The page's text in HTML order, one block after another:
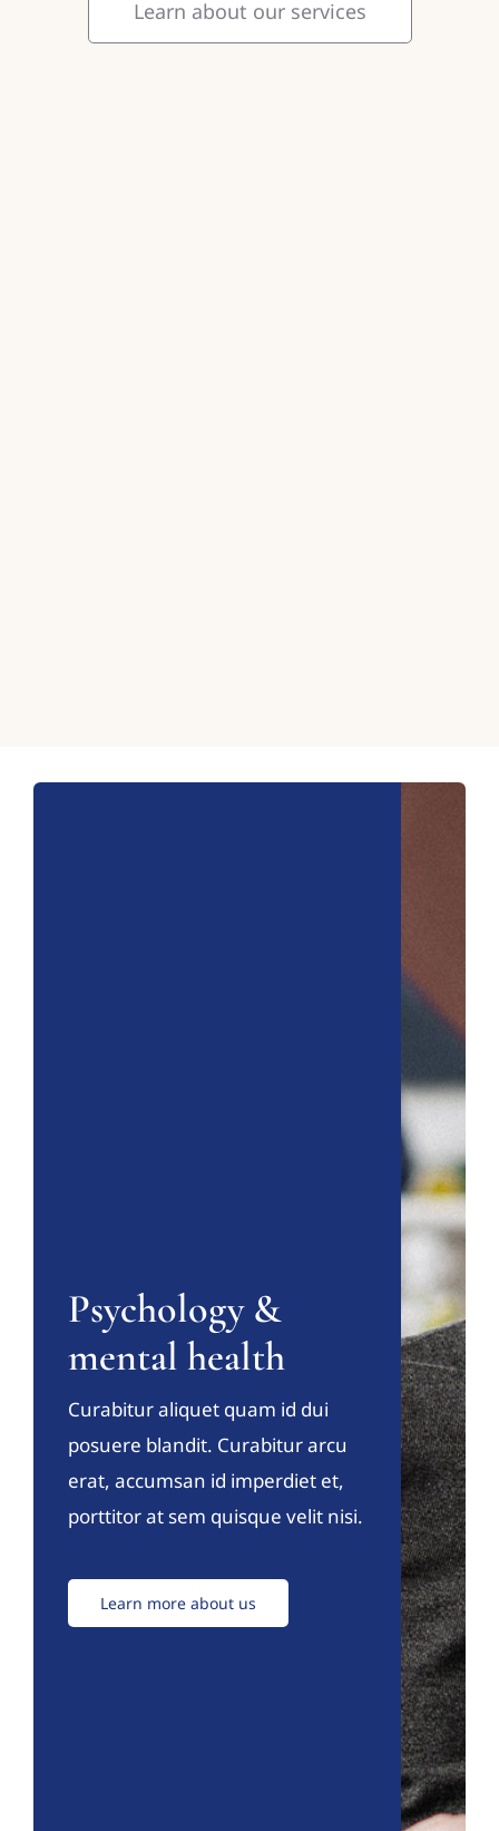
Learn about our services
Psychology &
mental health
Curabitur aliquet quam id dui
posuere blandit. Curabitur arcu
erat, accumsan id imperdiet et,
porttitor at sem quisque velit nisi.
Learn more about us